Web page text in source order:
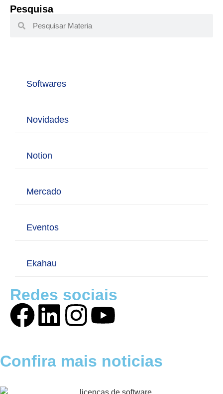
Pesquisa
Softwares
Novidades
Notion
Mercado
Eventos
Ekahau
Redes sociais
Confira mais noticias